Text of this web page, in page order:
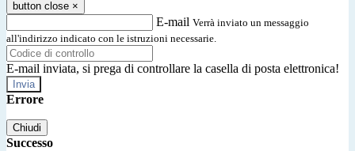
button close ×
E-mail Verrà inviato un messaggio
all'indirizzo indicato con le istruzioni necessarie.
E-mail inviata, si prega di controllare la casella di posta elettronica!
Errore
Chiudi
Successo